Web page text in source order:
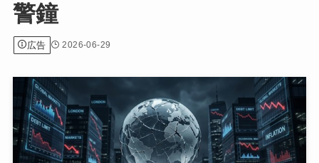
警鐘
広告 2026-06-29